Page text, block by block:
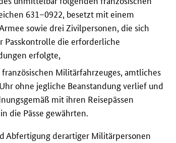
631–0922, besetzt mit einem
sowie drei Zivilpersonen, die sich
Passkontrolle die erforderliche
erfolgte,
Militärfahrzeuges, amtliches
ohne jegliche Beanstandung verlief und
mit ihren Reisepässen
die Pässe gewährten.
Abfertigung derartiger Militärpersonen